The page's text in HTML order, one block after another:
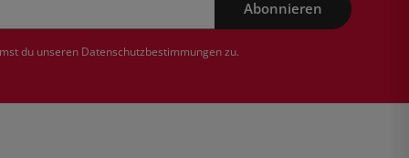
Abonnieren
du unseren Datenschutzbestimmungenzu.